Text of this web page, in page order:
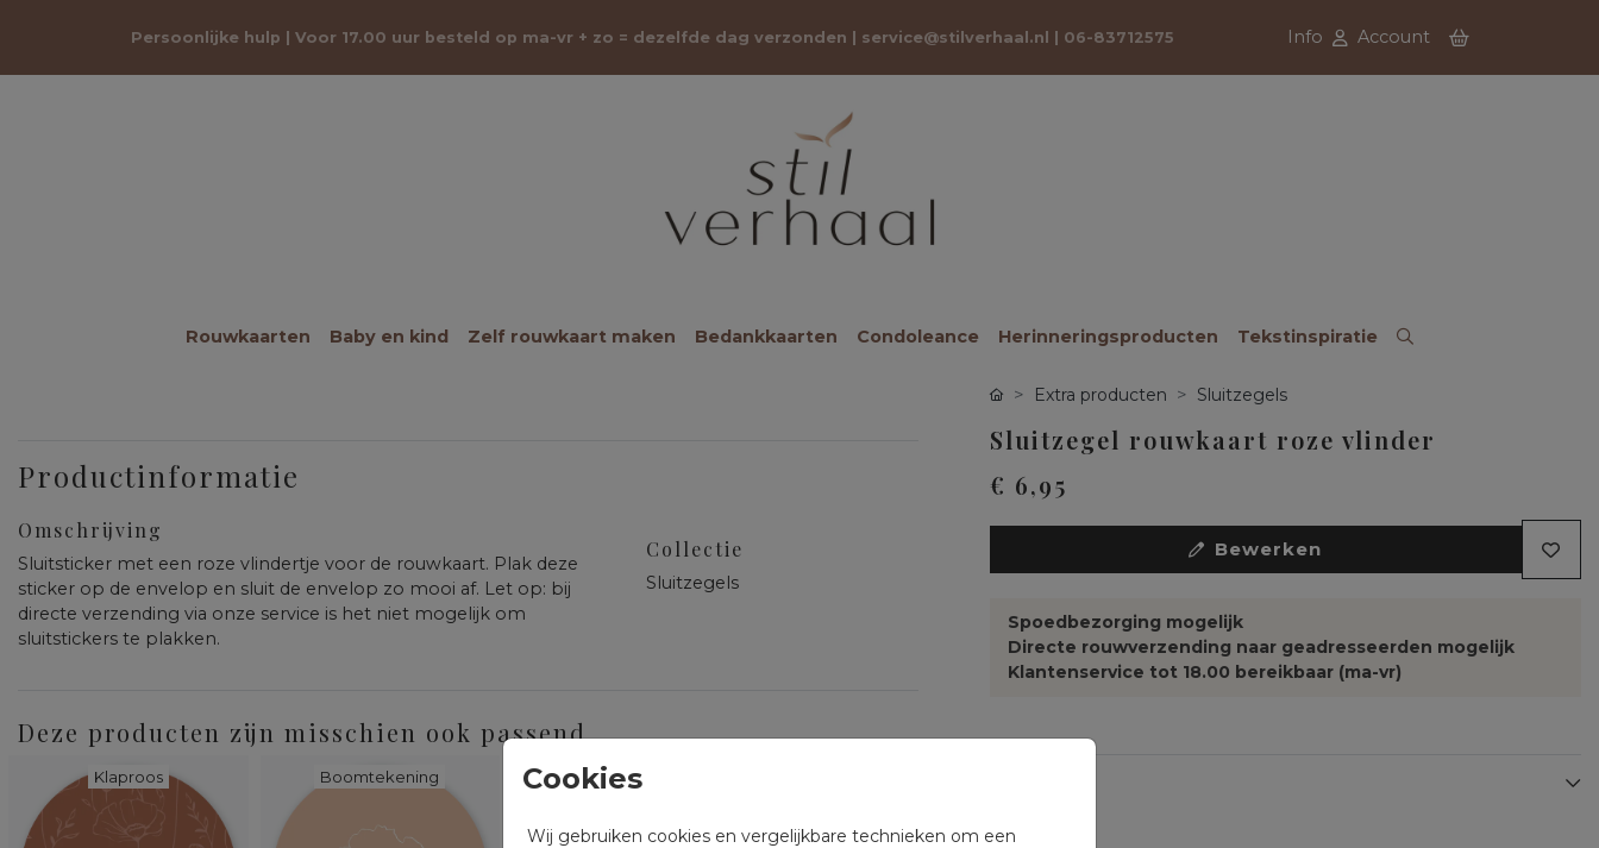
Persoonlijke hulp | Voor 17.00 uur besteld op ma-vr + zo = dezelfde dag verzonden | service@stilverhaal.nl 06-83712575 Info Account
Rouwkaarten Baby en kind Zelf rouwkaart maken Bedankkaarten Condoleance Herinneringsproducten Tekstinspiratie
Cookies
Wij gebruiken cookies en vergelijkbare technieken om een
Productinformatie
Omschrijving
Sluitsticker met een roze vlindertje voor de rouwkaart. Plak deze
sticker op de envelop en sluit de envelop zo mooi af. Let op: bij
directe verzending via onze service is het niet mogelijk om
sluitstickers te plakken.
Collectie
Sluitzegels
Deze producten zijn misschien ook passend
Klaproos Boomtekening Psalm 121
Extra producten Sluitzegels
Sluitzegel rouwkaart roze vlinder
€ 6,95
Bewerken
Spoedbezorging mogelijk
Directe rouwverzending naar geadresseerden mogelijk
Klantenservice tot 18.00 bereikbaar (ma-vr)